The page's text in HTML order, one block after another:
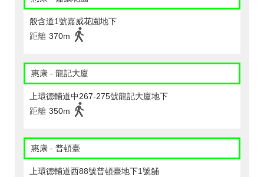
般含道1號嘉威花園地下
距離 370m
惠康 - 龍記大廈
上環德輔道中267-275號龍記大廈地下
距離 350m
惠康 - 普頓臺
上環德輔道西88號普頓臺地下1號舖